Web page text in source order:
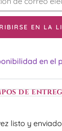
EN LA
en el
de
listo y